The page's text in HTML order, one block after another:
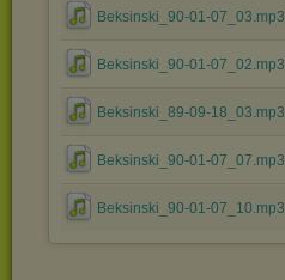
Beksinski_90-01-07_03.mp3
Beksinski_90-01-07_02.mp3
Beksinski_89-09-18_03.mp3
Beksinski_90-01-07_07.mp3
Beksinski_90-01-07_10.mp3